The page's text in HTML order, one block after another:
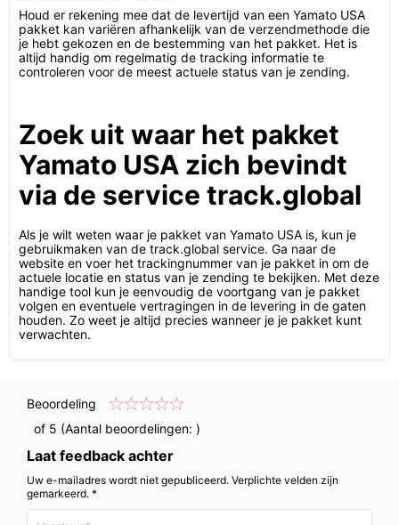
Houd er rekening mee dat de levertijd van een Yamato USA
pakket kan variëren afhankelijk van de verzendmethode die
je hebt gekozen en de bestemming van het pakket. Het is
altijd handig om regelmatig de tracking informatie te
controleren voor de meest actuele status van je zending.
Zoek uit waar het pakket
Yamato USA zich bevindt
via de service track.global
Als je wilt weten waar je pakket van Yamato USA is, kun je
gebruikmaken van de track.global service. Ga naar de
website en voer het trackingnummer van je pakket in om de
actuele locatie en status van je zending te bekijken. Met deze
handige tool kun je eenvoudig de voortgang van je pakket
volgen en eventuele vertragingen in de levering in de gaten
houden. Zo weet je altijd precies wanneer je je pakket kunt
verwachten.
Beoordeling
of 5 (Aantal beoordelingen: )
Laat feedback achter
Uw e-mailadres wordt niet gepubliceerd. Verplichte velden zijn
gemarkeerd. *